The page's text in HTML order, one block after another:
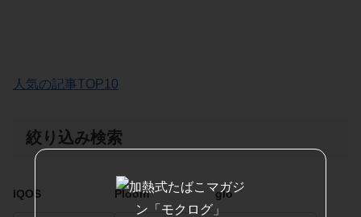
人気の記事TOP10
絞り込み検索
IQOS Ploom glo